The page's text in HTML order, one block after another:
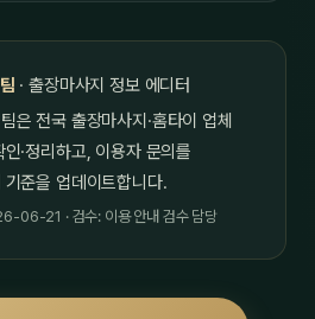
· 출장마사지 정보 에디터
은 전국 출장마사지·홈타이 업체
·정리하고, 이용자 문의를
기준을 업데이트합니다.
06-21 · 검수: 이용 안내 검수 담당